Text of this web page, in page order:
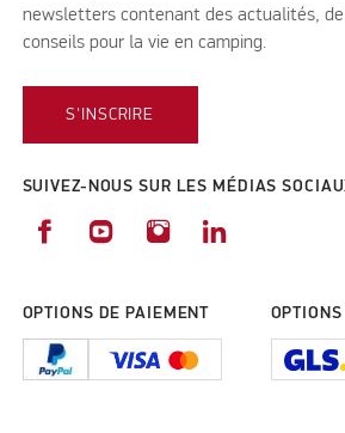
newsletters contenant des actualités,
conseils pour la vie en camping.
S'INSCRIRE
SUIVEZ-NOUS SUR LES MÉDIAS
OPTIONS DE PAIEMENT